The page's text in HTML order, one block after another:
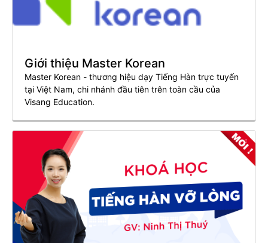
Giới thiệu Master Korean
Master Korean - thương hiệu dạy Tiếng Hàn trực tuyến
tại Việt Nam, chi nhánh đầu tiên trên toàn cầu của
Visang Education.